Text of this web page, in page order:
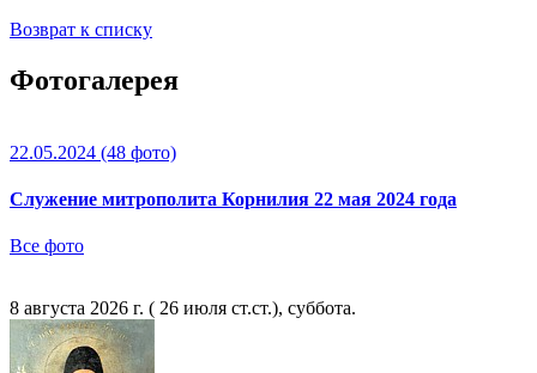
Возврат к списку
Фотогалерея
22.05.2024 (48 фото)
Служение митрополита Корнилия 22 мая 2024 года
Все фото
8 августа 2026 г. ( 26 июля ст.ст.), суббота.